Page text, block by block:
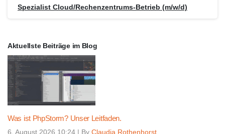
Spezialist Cloud/Rechenzentrums-Betrieb (m/w/d)
Aktuellste Beiträge im Blog
Was ist PhpStorm? Unser Leitfaden.
6. August 2026 10:24 | By Claudia Rothenhorst